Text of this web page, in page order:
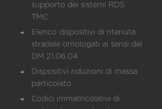
supporto dei sistemi RDS
TMC
Elenco dispositivi di ritenuta
stradale omologati ai sensi del
DM 21.06.04
Dispositivi riduzioni di massa
particolato
Codici immatricolativi di